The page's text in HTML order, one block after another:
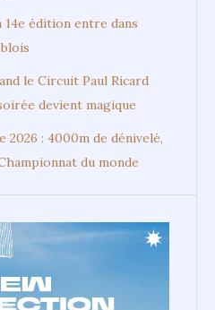
14e édition entre dans
le Circuit Paul Ricard
devient magique
2026 : 4000m de dénivelé,
du monde